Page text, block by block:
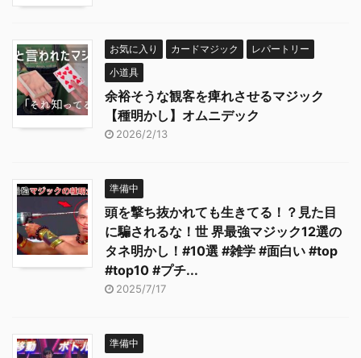
お気に入り カードマジック
レパートリー
小道具
余裕そうな観客を痺れさせるマジック
【種明かし】オムニデック
2026/2/13
準備中
頭を撃ち抜かれても生きてる！？見た目
に騙されるな！世 界最強マジック12選の
タネ明かし！#10選 #雑学 #面白い #top
#top10 #プチ...
2025/7/17
準備中